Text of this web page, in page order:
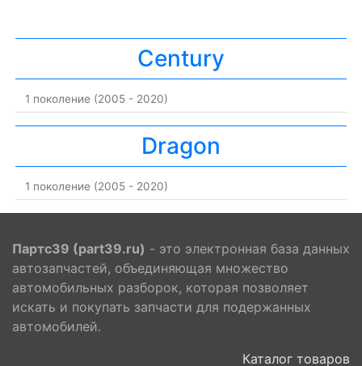
Century
1 поколение (2005 - 2020)
Dragon
1 поколение (2005 - 2020)
Партс39 (part39.ru) - это электронная база данных
автозапчастей, объединяющая множество
автомобильных разборок, которая позволяет
искать и покупать запчасти для подержанных
автомобилей.
Каталог товаров